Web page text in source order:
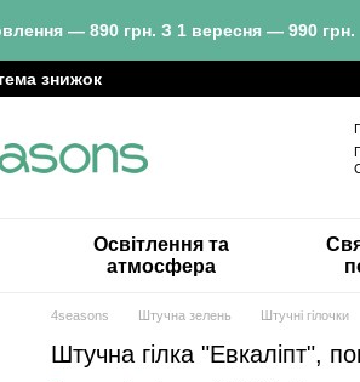
— 890 грн. З 1 вересня — 990 грн.
знижок
Освітлення та
атмосфера
4seasons Штучна зелень Штучні гілочки
Штучна гілка "Евкаліпт",